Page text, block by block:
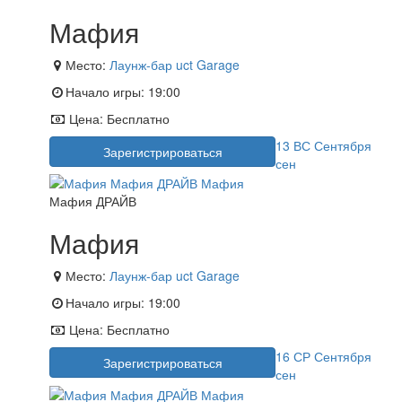
Мафия
Место: Лаунж-бар uct Garage
Начало игры: 19:00
Цена: Бесплатно
Зарегистрироваться
13 ВС Сентября
сен
Мафия ДРАЙВ
Мафия
Место: Лаунж-бар uct Garage
Начало игры: 19:00
Цена: Бесплатно
Зарегистрироваться
16 СР Сентября
сен